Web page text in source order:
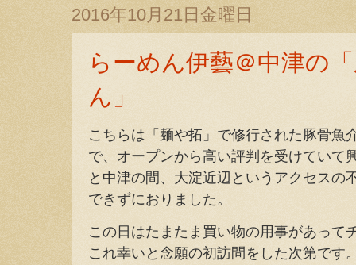
2016年10月21日金曜日
らーめん伊藝＠中津の
ん」
こちらは「麺や拓」で修行された豚骨魚
で、オープンから高い評判を受けていて
と中津の間、大淀近辺というアクセスの
できずにおりました。
この日はたまたま買い物の用事があって
これ幸いと念願の初訪問をした次第です